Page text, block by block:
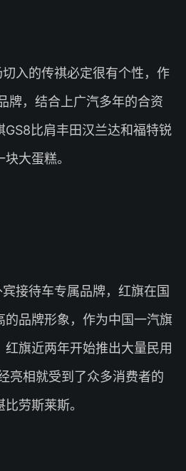
入的传祺必定很有个性，作
牌，结合上广汽多年的合资
比肩丰田汉兰达和福特锐
大蛋糕。
接待车专属品牌，红旗在国
的品牌形象，作为中国一汽旗
旗近两年开始推出大量民用
亮相就受到了众多消费者的
劳斯莱斯。